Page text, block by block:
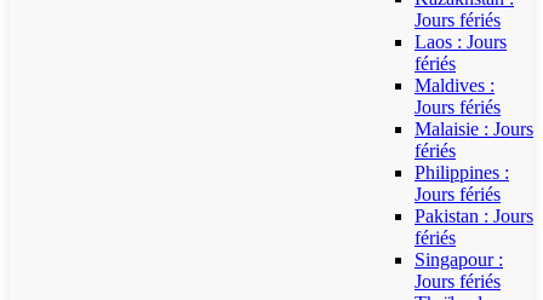
Jours fériés
Laos : Jours
fériés
Maldives :
Jours fériés
Malaisie : Jours
fériés
Philippines :
Jours fériés
Pakistan : Jours
fériés
Singapour :
Jours fériés